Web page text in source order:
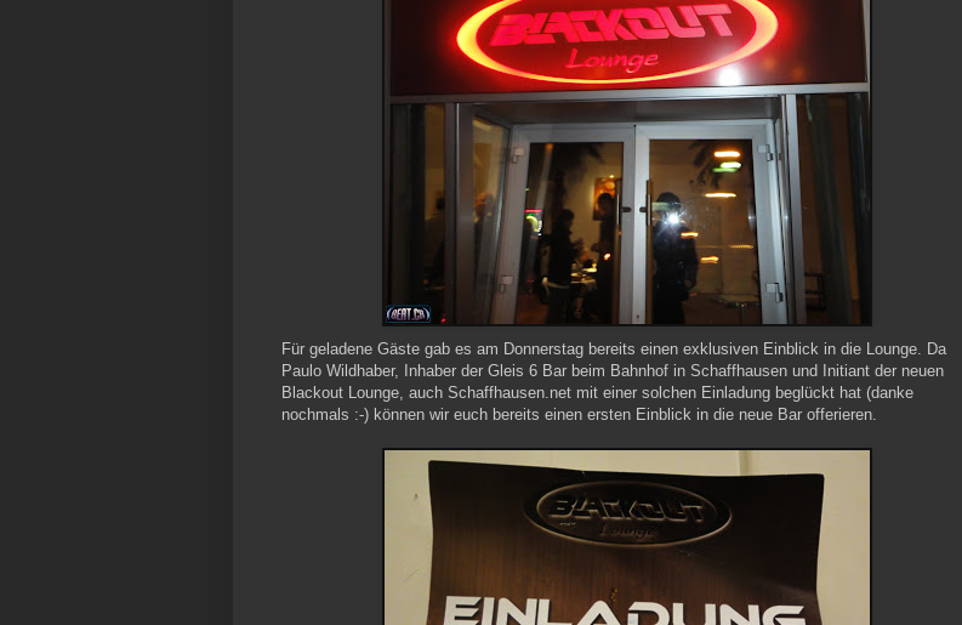
Für geladene Gäste gab es am Donnerstag bereits einen exklusiven Einblick in die Lounge. Da
Paulo Wildhaber, Inhaber der Gleis 6 Bar beim Bahnhof in Schaffhausen und Initiant der neuen
Blackout Lounge, auch Schaffhausen.net mit einer solchen Einladung beglückt hat (danke
nochmals :-) können wir euch bereits einen ersten Einblick in die neue Bar offerieren.